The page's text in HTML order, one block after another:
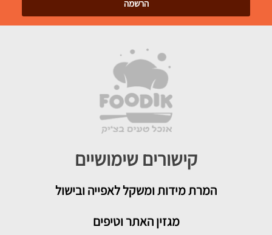
קישורים שימושיים
המרת מידות ומשקל לאפייה ובישול
מגזין האתר וטיפים